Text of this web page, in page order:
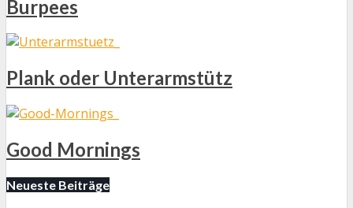
Burpees
Plank oder Unterarmstütz
Good Mornings
Neueste Beiträge